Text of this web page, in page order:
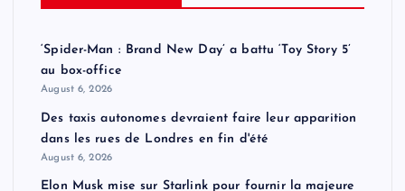
‘Spider-Man : Brand New Day’ a battu ‘Toy Story 5’
au box-office
August 6, 2026
Des taxis autonomes devraient faire leur apparition
dans les rues de Londres en fin d'été
August 6, 2026
Elon Musk mise sur Starlink pour fournir la majeure